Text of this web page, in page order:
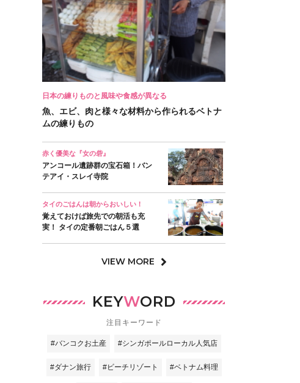
日本の練りものと風味や食感が異なる
魚、エビ、肉と様々な材料から作られるベトナ
ムの練りもの
赤く優美な『女の砦』
アンコール遺跡群の宝石箱！バン
テアイ・スレイ寺院
タイのごはんは朝からおいしい！
覚えておけば旅先での朝活も充
実！ タイの定番朝ごはん５選
VIEW MORE
KEYWORD
注目キーワード
#バンコクお土産 #シンガポールローカル人気店
#ダナン旅行 #ビーチリゾート #ベトナム料理